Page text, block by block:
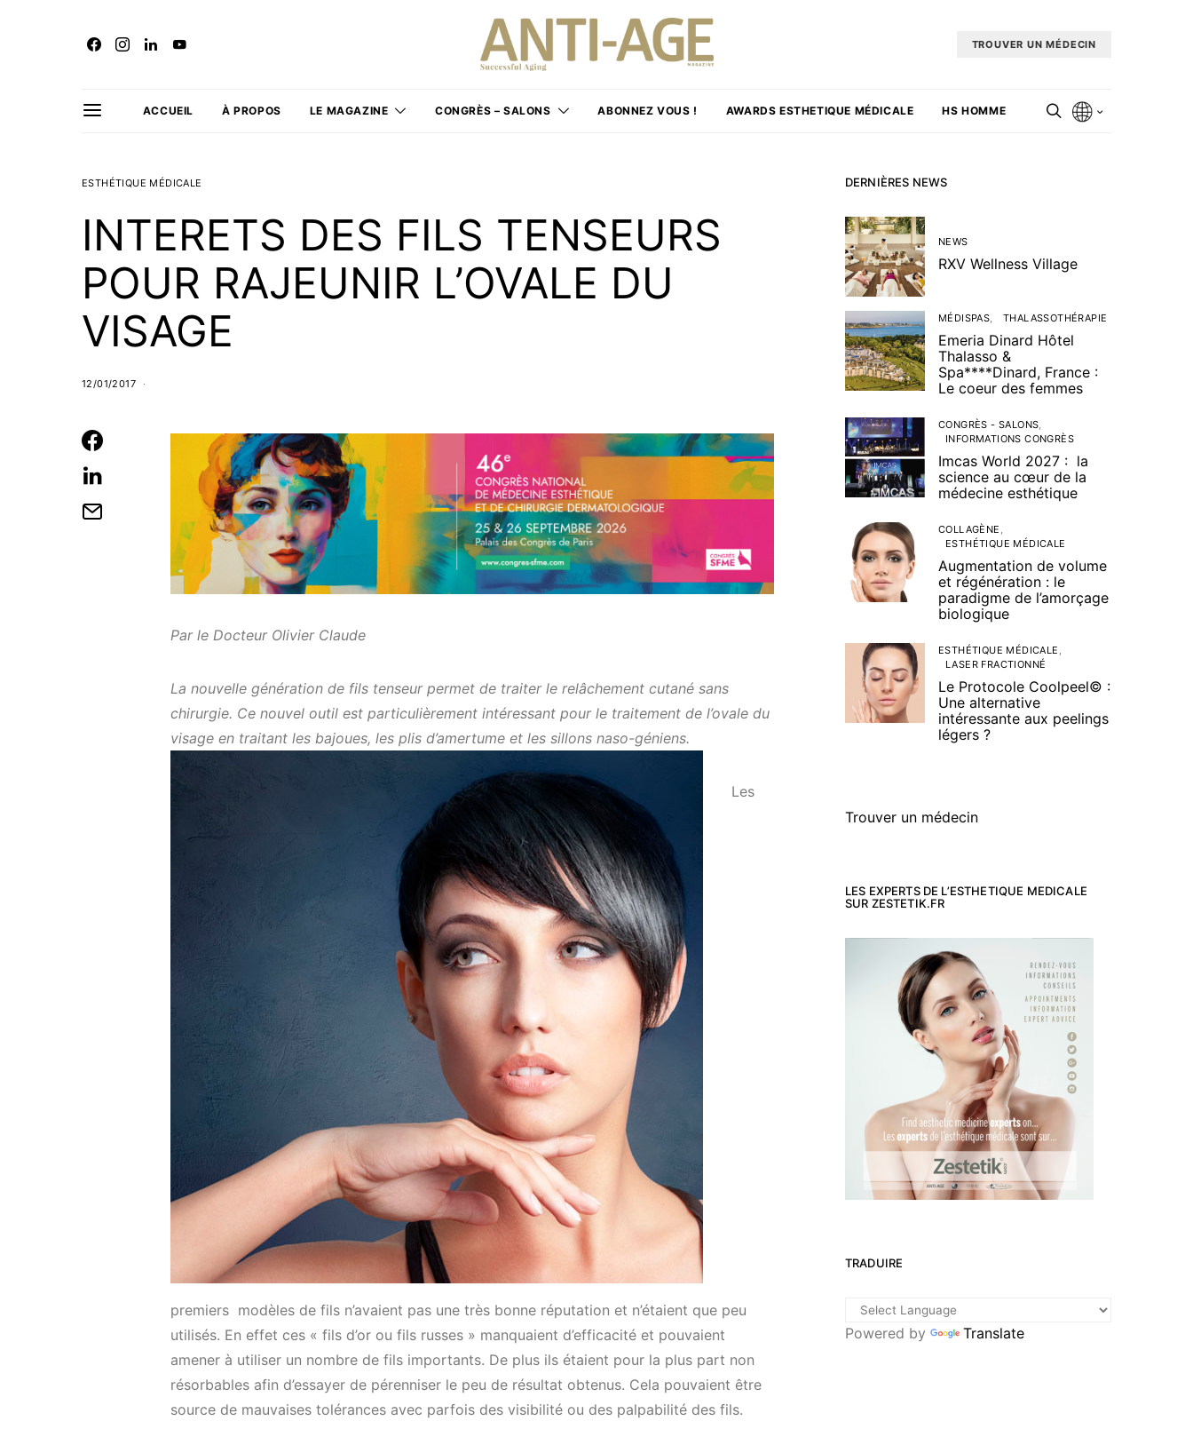
TROUVER UN MÉDECIN
ACCUEIL À PROPOS LE MAGAZINE CONGRÈS – SALONS ABONNEZ VOUS ! AWARDS ESTHETIQUE MÉDICALE HS HOMME
ESTHÉTIQUE MÉDICALE
INTERETS DES FILS TENSEURS
POUR RAJEUNIR L’OVALE DU
VISAGE
12/01/2017
Par le Docteur Olivier Claude
La nouvelle génération de fils tenseur permet de traiter le relâchement cutané sans
chirurgie. Ce nouvel outil est particulièrement intéressant pour le traitement de l’ovale du
visage en traitant les bajoues, les plis d’amertume et les sillons naso-géniens.
Les
premiers modèles de fils n’avaient pas une très bonne réputation et n’étaient que peu
utilisés. En effet ces « fils d’or ou fils russes » manquaient d’efficacité et pouvaient
amener à utiliser un nombre de fils importants. De plus ils étaient pour la plus part non
résorbables afin d’essayer de pérenniser le peu de résultat obtenus. Cela pouvaient être
source de mauvaises tolérances avec parfois des visibilité ou des palpabilité des fils.
DERNIÈRES NEWS
NEWS
RXV Wellness Village
MÉDISPAS THALASSOTHÉRAPIE
Emeria Dinard Hôtel
Thalasso &
Spa****Dinard, France :
Le coeur des femmes
CONGRÈS - SALONS
INFORMATIONS CONGRÈS
Imcas World 2027 : la
science au cœur de la
médecine esthétique
COLLAGÈNE
ESTHÉTIQUE MÉDICALE
Augmentation de volume
et régénération : le
paradigme de l’amorçage
biologique
ESTHÉTIQUE MÉDICALE
LASER FRACTIONNÉ
Le Protocole Coolpeel© :
Une alternative
intéressante aux peelings
légers ?
Trouver un médecin
LES EXPERTS DE L’ESTHETIQUE MEDICALE
SUR ZESTETIK.FR
TRADUIRE
Powered by Translate